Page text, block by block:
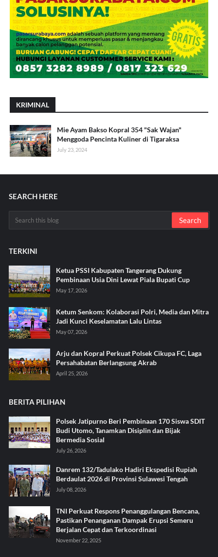
KRIMINAL
Mie Ayam Bakso Kopral 354 "Sak Wajan"
Menggoda Pencinta Kuliner di Tigaraksa
July 23, 2024
SEARCH HERE
TERKINI
Ketua PSSI Kabupaten Tangerang Dukung
Pembinaan Usia Dini Lewat Piala Bupati Cup
May 17, 2026
Ketum Senkom: Kolaborasi Polri, Media dan Mitra
Jadi Kunci Keselamatan Lalu Lintas
May 07, 2026
Arju dan Kopral Perkuat Polsek Cikupa FC, Laga
Persahabatan Berlangsung Akrab
April 25, 2026
BERITA PILIHAN
Polsek Jatipurno Beri Pembinaan 170 Siswa SDIT
Budi Utomo, Tanamkan Disiplin dan Bijak
Bermedia Sosial
July 26, 2026
Danrem 132/Tadulako Hadiri Ekspedisi Rupiah
Berdaulat 2026 di Provinsi Sulawesi Tengah
July 08, 2026
TNI Perkuat Respons Penanggulangan Bencana,
Pastikan Penanganan Dampak Erupsi Semeru
Berjalan Cepat dan Terkoordinasi
November 22, 2025